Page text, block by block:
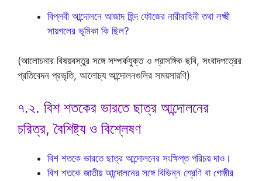
বিপ্লবী আন্দোলনে আজাদ হিন্দ ফৌজের নারীবাহিনী তথা লক্ষ্মী
সায়গলের ভূমিকা কি ছিল?
(আলোচনার বিষয়বস্তুর সঙ্গে সম্পর্কযুক্ত ও প্রাসঙ্গিক ছবি, সংবাদপত্রের
প্রতিবেদন প্রভৃতি, আলোচ্য আন্দোলনগুলির সময়সারণি)
৭.২. বিশ শতকের ভারতে ছাত্র আন্দোলনের
চরিত্র, বৈশিষ্ট্য ও বিশ্লেষণ
বিশ শতকে ভারতে ছাত্র আন্দোলনের সংক্ষিপ্ত পরিচয় দাও।
বিশ শতকে জাতীয় আন্দোলনের সঙ্গে বিভিন্ন শ্রেণি বা গোষ্ঠীর